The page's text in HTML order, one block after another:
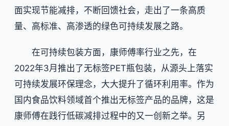
面实现节能减排，不断回馈社会，走出了一条高质
量、高标准、高渗透的绿色可持续发展之路。
在可持续包装方面，康师傅率行业之先，在
2022年3月推出了无标签PET瓶包装，从源头上落实
可持续发展环保理念，大大提升了循环利用率。作为
国内食品饮料领域首个推出无标签产品的品牌，这是
康师傅在践行低碳减排过程中的又一创新之举。另